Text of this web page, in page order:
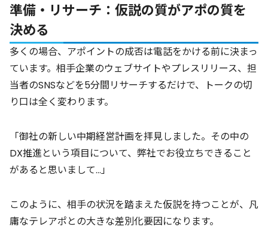
準備・リサーチ：仮説の質がアポの質を
決める
多くの場合、アポイントの成否は電話をかける前に決まっ
ています。相手企業のウェブサイトやプレスリリース、担
当者のSNSなどを5分間リサーチするだけで、トークの切
り口は全く変わります。
「御社の新しい中期経営計画を拝見しました。その中の
DX推進という項目について、弊社でお役立ちできること
があると思いまして…」
このように、相手の状況を踏まえた仮説を持つことが、凡
庸なテレアポとの大きな差別化要因になります。